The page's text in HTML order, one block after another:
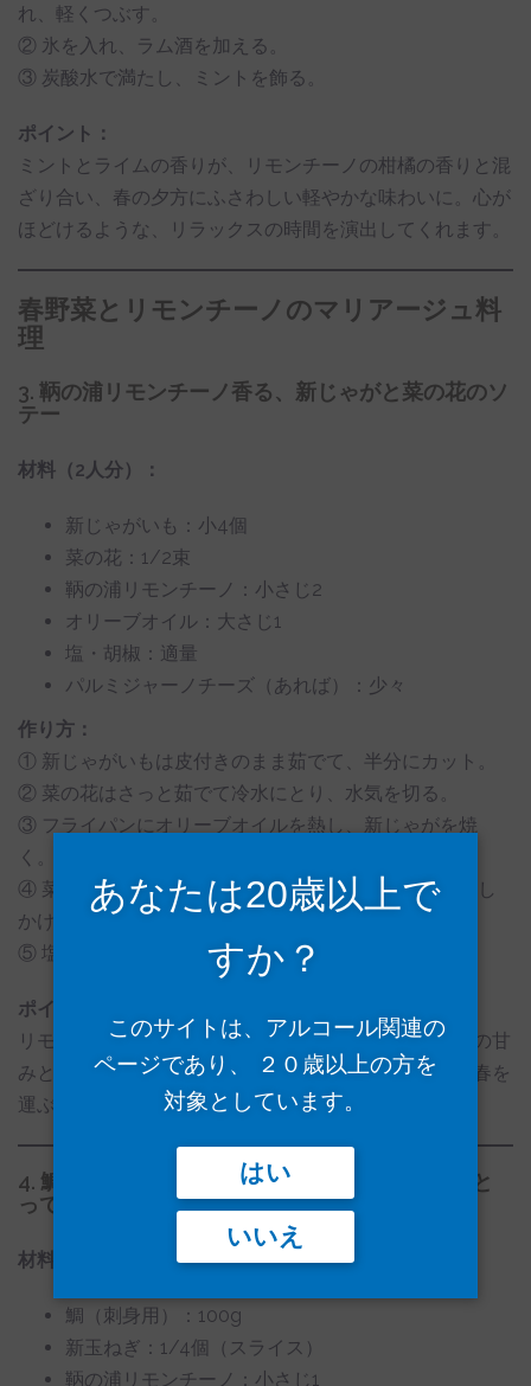
れ、軽くつぶす。
② 氷を入れ、ラム酒を加える。
③ 炭酸水で満たし、ミントを飾る。
ポイント：
ミントとライムの香りが、リモンチーノの柑橘の香りと混
ざり合い、春の夕方にふさわしい軽やかな味わいに。心が
ほどけるような、リラックスの時間を演出してくれます。
春野菜とリモンチーノのマリアージュ料
理
3. 鞆の浦リモンチーノ香る、新じゃがと菜の花のソ
テー
材料（2人分）：
新じゃがいも：小4個
菜の花：1/2束
鞆の浦リモンチーノ：小さじ2
オリーブオイル：大さじ1
塩・胡椒：適量
パルミジャーノチーズ（あれば）：少々
作り方：
① 新じゃがいもは皮付きのまま茹でて、半分にカット。
② 菜の花はさっと茹でて冷水にとり、水気を切る。
③ フライパンにオリーブオイルを熱し、新じゃがを焼
く。
④ 菜の花を加えて軽く炒め、鞆の浦リモンチーノを回し
かけて炒め合わせる。
⑤ 塩・胡椒で味を調え、仕上げにチーズを削る。
ポイント：
リモンチェッロを隠し味に加えることで、じゃがいもの甘
みと菜の花のほろ苦さが引き立ちます。食卓に小さな春を
運ぶ、優しい一皿です。
4. 鯛のカルパッチョ 〜リモンチーノの香りをまと
って〜
材料（2人分）：
鯛（刺身用）：100g
新玉ねぎ：1/4個（スライス）
鞆の浦リモンチーノ：小さじ1
あなたは20歳以上で
すか？
このサイトは、アルコール関連の
ページであり、 ２０歳以上の方を
対象としています。
はい
いいえ